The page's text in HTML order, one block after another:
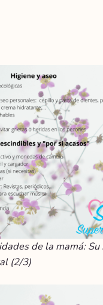
de la mamá: Su
(2/3)